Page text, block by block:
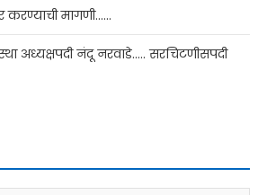
करण्याची मागणी……
अध्यक्षपदी नंदू नरवाडे….. सरचिटणीसपदी